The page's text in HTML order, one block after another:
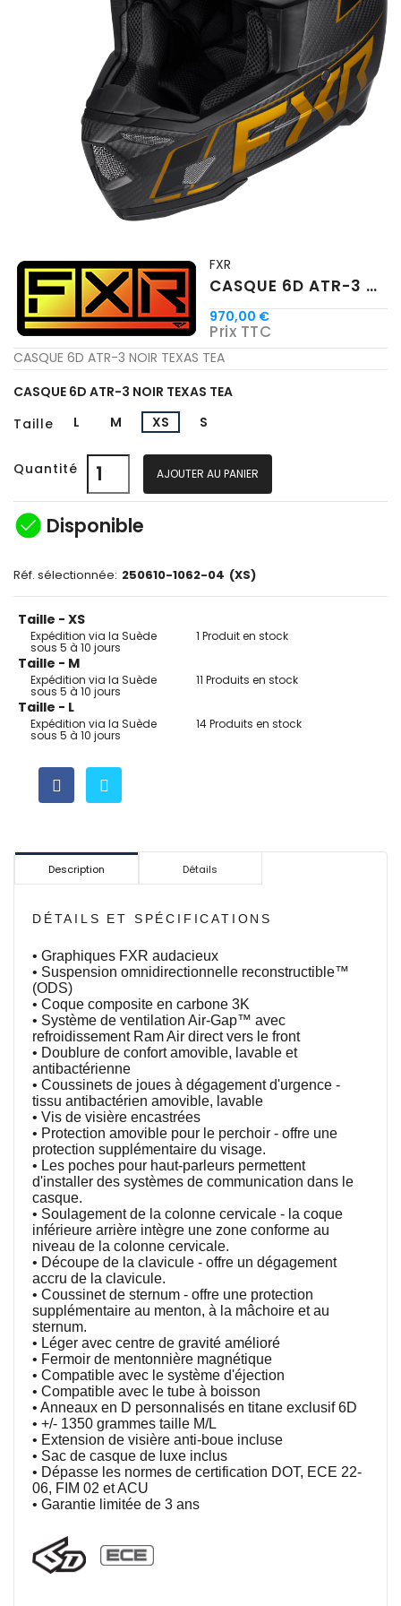
FXR
CASQUE 6D ATR-3 NOIR TEXAS TEA
970,00 €
Prix TTC
CASQUE 6D ATR-3 NOIR TEXAS TEA
CASQUE 6D ATR-3 NOIR TEXAS TEA
Taille
L M XS S
Quantité AJOUTER AU PANIER
check_circle Disponible
Réf. sélectionnée: 250610-1062-04 (XS)
Taille - XS
Expédition via la Suède
sous 5 à 10 jours
1 Produit en stock
Taille - M
Expédition via la Suède
sous 5 à 10 jours
11 Produits en stock
Taille - L
Expédition via la Suède
sous 5 à 10 jours
14 Produits en stock
Description Détails
DÉTAILS ET SPÉCIFICATIONS
• Graphiques FXR audacieux
• Suspension omnidirectionnelle reconstructible™
(ODS)
• Coque composite en carbone 3K
• Système de ventilation Air-Gap™ avec
refroidissement Ram Air direct vers le front
• Doublure de confort amovible, lavable et
antibactérienne
• Coussinets de joues à dégagement d'urgence -
tissu antibactérien amovible, lavable
• Vis de visière encastrées
• Protection amovible pour le perchoir - offre une
protection supplémentaire du visage.
• Les poches pour haut-parleurs permettent
d'installer des systèmes de communication dans le
casque.
• Soulagement de la colonne cervicale - la coque
inférieure arrière intègre une zone conforme au
niveau de la colonne cervicale.
• Découpe de la clavicule - offre un dégagement
accru de la clavicule.
• Coussinet de sternum - offre une protection
supplémentaire au menton, à la mâchoire et au
sternum.
• Léger avec centre de gravité amélioré
• Fermoir de mentonnière magnétique
• Compatible avec le système d'éjection
• Compatible avec le tube à boisson
• Anneaux en D personnalisés en titane exclusif 6D
• +/- 1350 grammes taille M/L
• Extension de visière anti-boue incluse
• Sac de casque de luxe inclus
• Dépasse les normes de certification DOT, ECE 22-
06, FIM 02 et ACU
• Garantie limitée de 3 ans